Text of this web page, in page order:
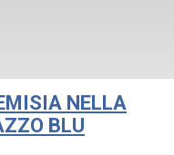
NELLA
BLU